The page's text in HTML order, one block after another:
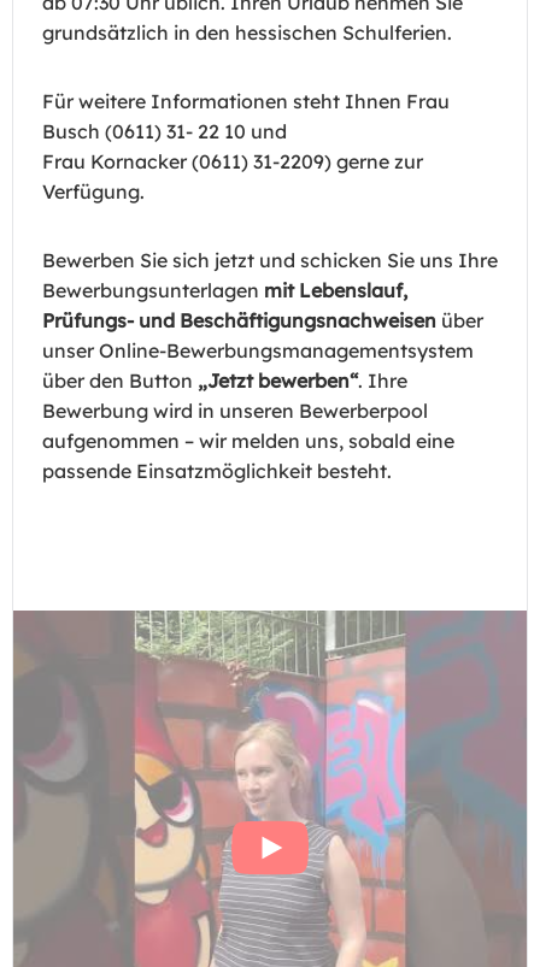
grundsätzlich in den hessischen Schulferien.
Für weitere Informationen steht Ihnen Frau
Busch (0611) 31- 22 10 und
Frau Kornacker (0611) 31-2209) gerne zur
Verfügung.
Bewerben Sie sich jetzt und schicken Sie uns Ihre
Bewerbungsunterlagen mit Lebenslauf,
Prüfungs- und Beschäftigungsnachweisen über
unser Online-Bewerbungsmanagementsystem
über den Button „Jetzt bewerben“. Ihre
Bewerbung wird in unseren Bewerberpool
aufgenommen – wir melden uns, sobald eine
passende Einsatzmöglichkeit besteht.